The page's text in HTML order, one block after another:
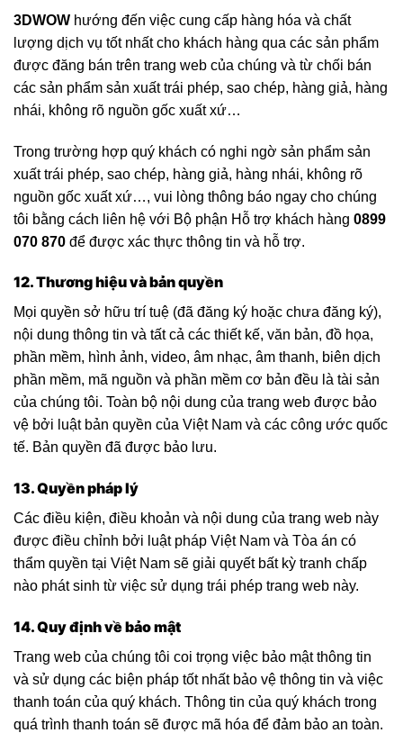
3DWOW hướng đến việc cung cấp hàng hóa và chất
lượng dịch vụ tốt nhất cho khách hàng qua các sản phẩm
được đăng bán trên trang web của chúng và từ chối bán
các sản phẩm sản xuất trái phép, sao chép, hàng giả, hàng
nhái, không rõ nguồn gốc xuất xứ…
Trong trường hợp quý khách có nghi ngờ sản phẩm sản
xuất trái phép, sao chép, hàng giả, hàng nhái, không rõ
nguồn gốc xuất xứ…, vui lòng thông báo ngay cho chúng
tôi bằng cách liên hệ với Bộ phận Hỗ trợ khách hàng 0899
070 870 để được xác thực thông tin và hỗ trợ.
12. Thương hiệu và bản quyền
Mọi quyền sở hữu trí tuệ (đã đăng ký hoặc chưa đăng ký),
nội dung thông tin và tất cả các thiết kế, văn bản, đồ họa,
phần mềm, hình ảnh, video, âm nhạc, âm thanh, biên dịch
phần mềm, mã nguồn và phần mềm cơ bản đều là tài sản
của chúng tôi. Toàn bộ nội dung của trang web được bảo
vệ bởi luật bản quyền của Việt Nam và các công ước quốc
tế. Bản quyền đã được bảo lưu.
13. Quyền pháp lý
Các điều kiện, điều khoản và nội dung của trang web này
được điều chỉnh bởi luật pháp Việt Nam và Tòa án có
thẩm quyền tại Việt Nam sẽ giải quyết bất kỳ tranh chấp
nào phát sinh từ việc sử dụng trái phép trang web này.
14. Quy định về bảo mật
Trang web của chúng tôi coi trọng việc bảo mật thông tin
và sử dụng các biện pháp tốt nhất bảo vệ thông tin và việc
thanh toán của quý khách. Thông tin của quý khách trong
quá trình thanh toán sẽ được mã hóa để đảm bảo an toàn.